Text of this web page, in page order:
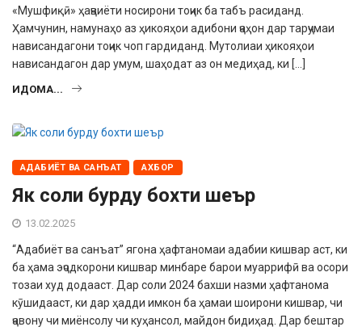
«Мушфиқӣ» ҳаҷвиёти носирони тоҷик ба табъ расиданд.
Ҳамчунин, намунаҳо аз ҳикояҳои адибони ҷаҳон дар тарҷумаи
нависандагони тоҷик чоп гардиданд. Мутолиаи ҳикояҳои
нависандагон дар умум, шаҳодат аз он медиҳад, ки […]
ИДОМА...
АДАБИЁТ ВА САНЪАТ АХБОР
Як соли бурду бохти шеър
13.02.2025
“Адабиёт ва санъат” ягона ҳафта­номаи адабии кишвар аст, ки
ба ҳама эҷодкорони кишвар минбаре барои муаррифӣ ва осори
тозаи худ додааст. Дар соли 2024 бахши назми ҳафтанома
кӯшидааст, ки дар ҳадди имкон ба ҳамаи шоирони кишвар, чи
ҷавону чи миёнсо­лу чи куҳансол, майдон бидиҳад. Дар бештар